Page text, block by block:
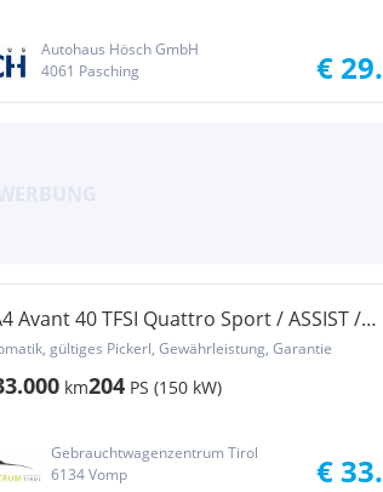
Autohaus Hösch GmbH
4061 Pasching
€
Avant 40 TFSI Quattro Sport / ASSIST /
gültiges Pickerl, Gewährleistung, Garantie
km204 PS (150 kW)
Gebrauchtwagenzentrum Tirol
6134 Vomp
€